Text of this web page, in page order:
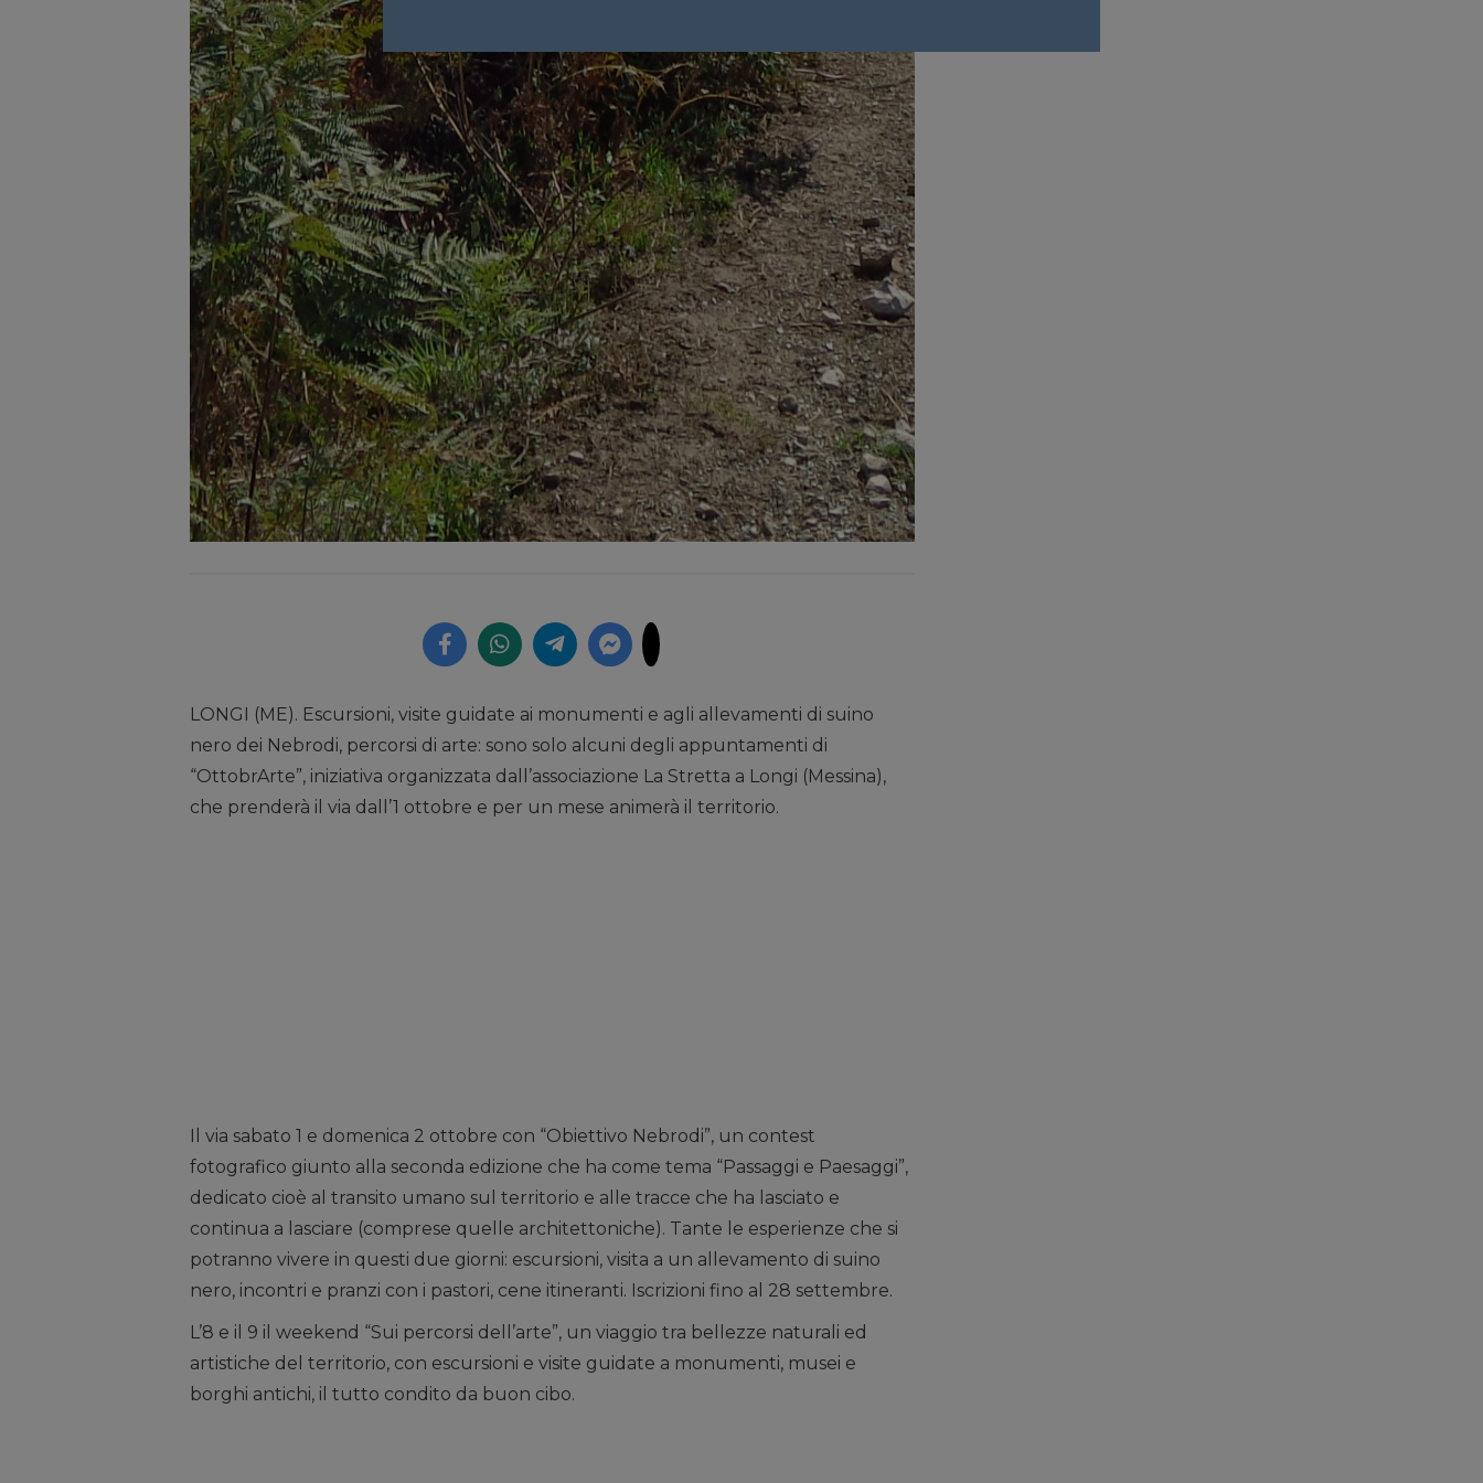
LONGI (ME). Escursioni, visite guidate ai monumenti e agli allevamenti di suino
nero dei Nebrodi, percorsi di arte: sono solo alcuni degli appuntamenti di
“OttobrArte”, iniziativa organizzata dall’associazione La Stretta a Longi (Messina),
che prenderà il via dall’1 ottobre e per un mese animerà il territorio.
Il via sabato 1 e domenica 2 ottobre con “Obiettivo Nebrodi”, un contest
fotografico giunto alla seconda edizione che ha come tema “Passaggi e Paesaggi”,
dedicato cioè al transito umano sul territorio e alle tracce che ha lasciato e
continua a lasciare (comprese quelle architettoniche). Tante le esperienze che si
potranno vivere in questi due giorni: escursioni, visita a un allevamento di suino
nero, incontri e pranzi con i pastori, cene itineranti. Iscrizioni fino al 28 settembre.
L’8 e il 9 il weekend “Sui percorsi dell’arte”, un viaggio tra bellezze naturali ed
artistiche del territorio, con escursioni e visite guidate a monumenti, musei e
borghi antichi, il tutto condito da buon cibo.